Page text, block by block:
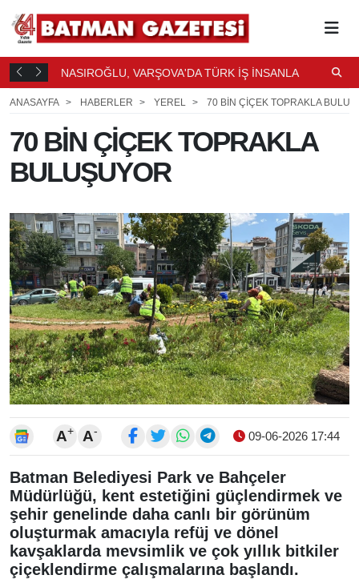
NASIROĞLU, VARŞOVA'DA TÜRK İŞ İNSANLARIYLA
BULUŞTU
ANASAYFA HABERLER YEREL 70 BİN ÇİÇEK TOPRAKLA
70 BİN ÇİÇEK TOPRAKLA
BULUŞUYOR
A+ A- 09-06-2026 17:44
Batman Belediyesi Park ve Bahçeler
Müdürlüğü, kent estetiğini güçlendirmek ve
şehir genelinde daha canlı bir görünüm
oluşturmak amacıyla refüj ve dönel
kavşaklarda mevsimlik ve çok yıllık bitkiler
çiçeklendirme çalışmalarına başlandı.